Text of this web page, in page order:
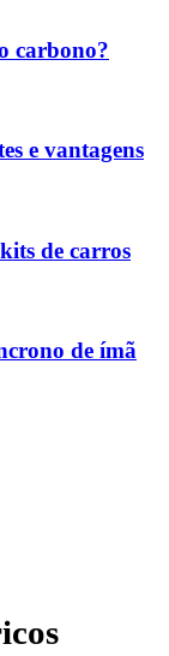
carbono?
e vantagens
de carros
de ímã